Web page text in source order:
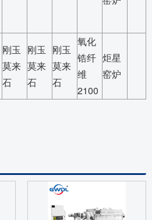
刚玉
莫来
石
刚玉
莫来
石
刚玉
莫来
石
氧化
锆纤
维
2100
炬星
窑炉